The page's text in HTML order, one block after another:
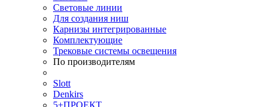
Световые линии
Для создания ниш
Карнизы интегрированные
Комплектующие
Трековые системы освещения
По производителям
Slott
Denkirs
5+ПРОЕКТ